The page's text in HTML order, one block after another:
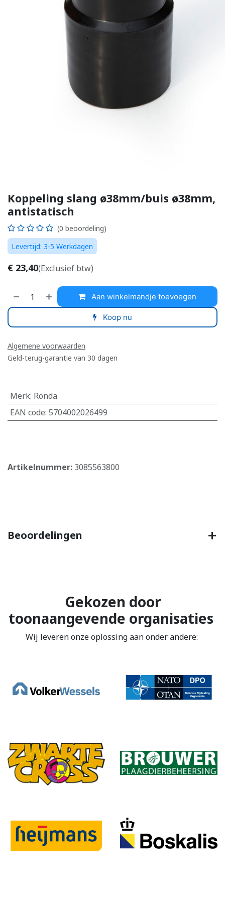
Koppeling slang ø38mm/buis ø38mm,
antistatisch
(0 beoordeling)
Levertijd: 3-5 Werkdagen
€ 23,40(Exclusief btw)
Aan winkelmandje toevoegen
Koop nu
Algemene voorwaarden
Geld-terug-garantie van 30 dagen
Merk: Ronda
EAN code: 5704002026499
Artikelnummer: 3085563800
Beoordelingen
Gekozen door
toonaangevende organisaties
Wij leveren onze oplossing aan onder andere: